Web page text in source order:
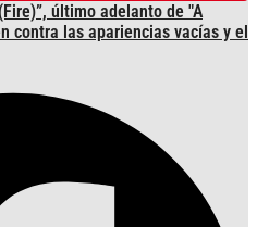
último adelanto de "A
contra las apariencias vacías y el